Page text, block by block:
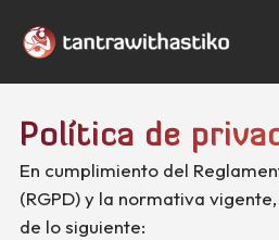
Política de
En cumplimiento del
(RGPD) y la normativa
de lo siguiente: